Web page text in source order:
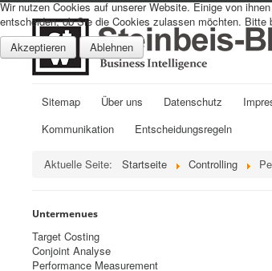
Sitemap Über uns Datenschutz
Kommunikation
Entscheidungsregeln
Aktuelle Seite: Startseite Controlling
Untermenues
Target Costing
Conjoint Analyse
Performance Measurement
Wir nutzen Cookies auf unserer Website. Einige von
entscheiden, ob Sie die Cookies zulassen möchten.
Akzeptieren
Ablehnen